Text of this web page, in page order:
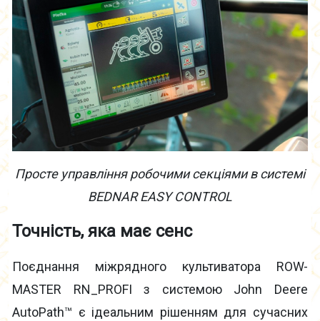
Просте управління робочими секціями в системі
BEDNAR EASY CONTROL
Точність, яка має сенс
Поєднання міжрядного культиватора ROW-
MASTER RN_PROFI з системою John Deere
AutoPath™ є ідеальним рішенням для сучасних